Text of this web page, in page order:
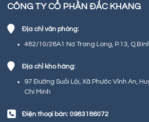
CÔNG TY CỔ PHẦN ĐẮC KHANG
Địa chỉ văn phòng:
482/10/28A1 Nơ Trang Long, P.13,
Địa chỉ kho hàng:
97 Đường Suối Lội, Xã Phước Vĩnh An,
Chí Minh
Điện thoại bàn: 0983186072